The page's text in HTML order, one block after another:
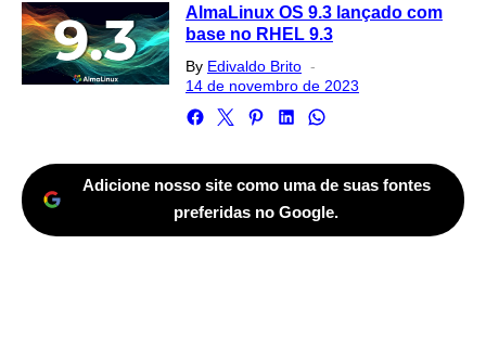
AlmaLinux OS 9.3 lançado com
base no RHEL 9.3
By Edivaldo Brito
on
14 de novembro de 2023
Adicione nosso site como uma de suas fontes
preferidas no Google.